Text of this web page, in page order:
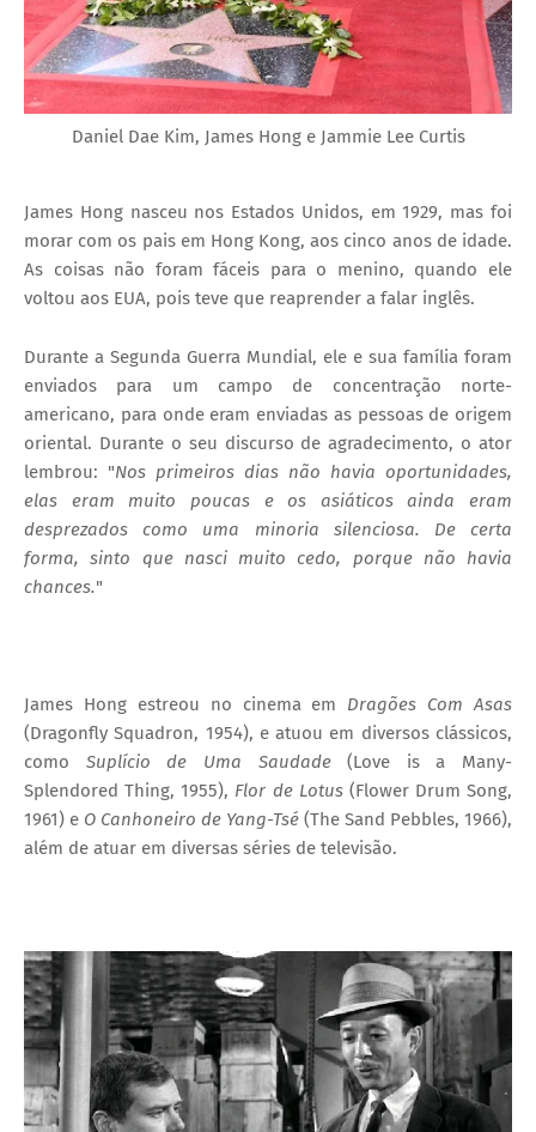
Daniel Dae Kim, James Hong e Jammie Lee Curtis
James Hong nasceu nos Estados Unidos, em 1929, mas foi
morar com os pais em Hong Kong, aos cinco anos de idade.
As coisas não foram fáceis para o menino, quando ele
voltou aos EUA, pois teve que reaprender a falar inglês.
Durante a Segunda Guerra Mundial, ele e sua família foram
enviados para um campo de concentração norte-
americano, para onde eram enviadas as pessoas de origem
oriental. Durante o seu discurso de agradecimento, o ator
lembrou: "Nos primeiros dias não havia oportunidades,
elas eram muito poucas e os asiáticos ainda eram
desprezados como uma minoria silenciosa. De certa
forma, sinto que nasci muito cedo, porque não havia
chances."
James Hong estreou no cinema em Dragões Com Asas
(Dragonfly Squadron, 1954), e atuou em diversos clássicos,
como Suplício de Uma Saudade(Love is a Many-
Splendored Thing, 1955), Flor de Lotus(Flower Drum Song,
1961) e O Canhoneiro de Yang-Tsé (The Sand Pebbles, 1966),
além de atuar em diversas séries de televisão.